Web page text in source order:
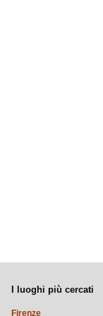
I luoghi più cercati
Firenze